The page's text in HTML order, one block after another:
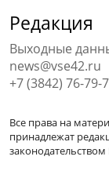
Редакция
Выходные
news@vse42.ru
+7 (3842) 76-79-
Все права на
принадлежат